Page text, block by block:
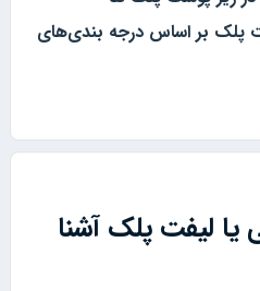
بر اساس درجه بندی‌های
یا لیفت پلک آشنا